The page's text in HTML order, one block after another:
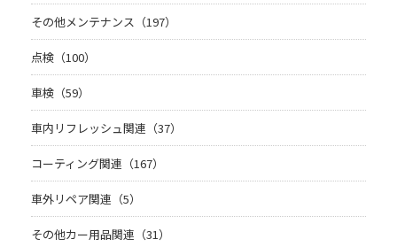
その他メンテナンス（197）
点検（100）
車検（59）
車内リフレッシュ関連（37）
コーティング関連（167）
車外リペア関連（5）
その他カー用品関連（31）